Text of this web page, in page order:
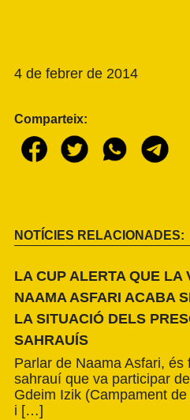
4 de febrer de 2014
Comparteix:
NOTÍCIES RELACIONADES:
LA CUP ALERTA QUE LA
NAAMA ASFARI ACABA
LA SITUACIÓ DELS
SAHRAUÍS
Parlar de Naama Asfari, és
sahrauí que va participar
Gdeim Izik (Campament
i […]